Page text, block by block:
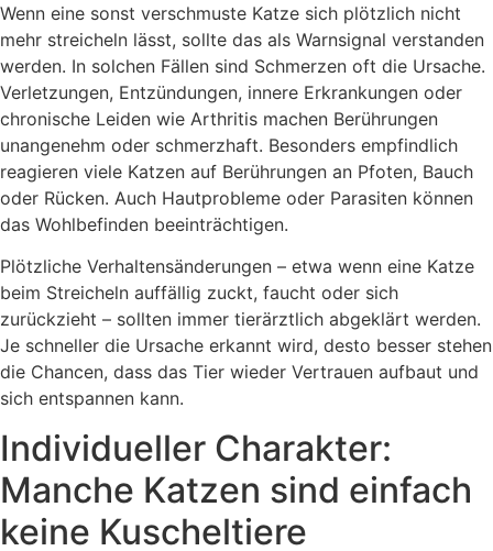
Wenn eine sonst verschmuste Katze sich plötzlich nicht
mehr streicheln lässt, sollte das als Warnsignal verstanden
werden. In solchen Fällen sind Schmerzen oft die Ursache.
Verletzungen, Entzündungen, innere Erkrankungen oder
chronische Leiden wie Arthritis machen Berührungen
unangenehm oder schmerzhaft. Besonders empfindlich
reagieren viele Katzen auf Berührungen an Pfoten, Bauch
oder Rücken. Auch Hautprobleme oder Parasiten können
das Wohlbefinden beeinträchtigen.
Plötzliche Verhaltensänderungen – etwa wenn eine Katze
beim Streicheln auffällig zuckt, faucht oder sich
zurückzieht – sollten immer tierärztlich abgeklärt werden.
Je schneller die Ursache erkannt wird, desto besser stehen
die Chancen, dass das Tier wieder Vertrauen aufbaut und
sich entspannen kann.
Individueller Charakter:
Manche Katzen sind einfach
keine Kuscheltiere